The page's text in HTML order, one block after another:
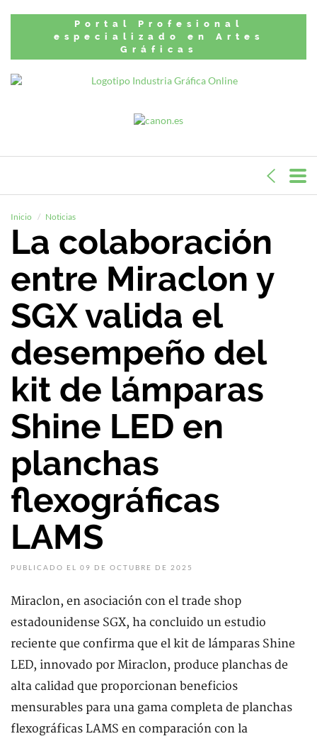
Portal Profesional
especializado en Artes
Gráficas
Inicio Noticias
La colaboración
entre Miraclon y
SGX valida el
desempeño del
kit de lámparas
Shine LED en
planchas
flexográficas
LAMS
PUBLICADO EL 09 DE OCTUBRE DE 2025
Miraclon, en asociación con el trade shop
estadounidense SGX, ha concluido un estudio
reciente que confirma que el kit de lámparas Shine
LED, innovado por Miraclon, produce planchas de
alta calidad que proporcionan beneficios
mensurables para una gama completa de planchas
flexográficas LAMS en comparación con la